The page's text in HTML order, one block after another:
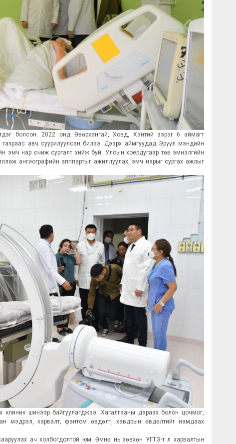
болсон. 2022 онд Өвөрхангай, Ховд, Хэнтий зэрэг 6 аймагт
авч суурилуулсан билээ. Дээрх аймгуудад Эрүүл мэндийн
эмч нар очиж сургалт хийж буй. Улсын хоёрдугаар төв эмнэлгийн
ангиографийн апппартыг ажиллуулах, эмч нарыг сургах ажлыг
шинээр байгуулагджээ. Хагалгааны дараах болон цочмог,
мэдрэл, харвалт, фантом өвдөлт, хавдрын өвдөлтийг намдаах
ач холбогдолтой юм. Өмнө нь зөвхөн УГТЭ-т л харвалтын